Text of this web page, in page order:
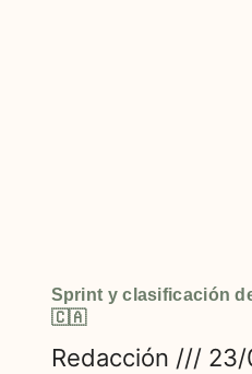
Sprint y clasificación
🇨🇦
Redacción 23/